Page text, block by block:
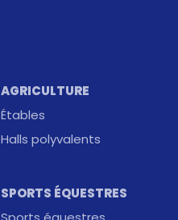
AGRICULTURE
Étables
Halls polyvalents
SPORTS ÉQUESTRES